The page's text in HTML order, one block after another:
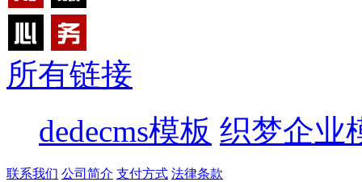
所有链接
dedecms模板 织梦企业
联系我们 公司简介 支付方式 法律条款